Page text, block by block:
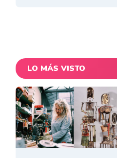
LO MÁS VISTO